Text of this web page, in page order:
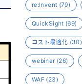
re:Invent (79)
QuickSight (69)
コスト最適化 (30)
webinar(26)
WAF (23)